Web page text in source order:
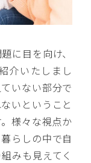
に目を向け、
介いたしまし
いない部分で
いということ
様々な視点か
らしの中で自
みも見えてく